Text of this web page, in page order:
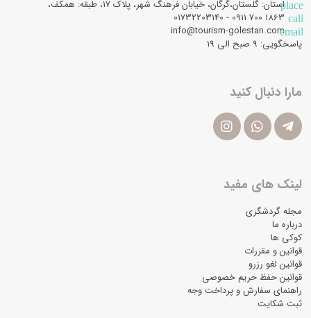
placeاستان: گلستان،گرگان، خیابان فرهنگ شهر، پلاک 17، طبقه: همکف،
call
email
info@tourism-golestan.com
پاسخگویی: ۹ صبح الی 19
مارا دنبال کنید
لینک های مفید
مجله گردشگری
درباره ما
کوکی ها
قوانین و مقررات
قوانین لغو رزرو
قوانین حفظ حریم خصوصی
راهنمای سفارش و پرداخت وجه
ثبت شکایت